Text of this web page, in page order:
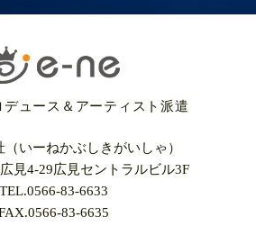
デュース＆アーティスト派遣
（いーねかぶしきがいしゃ）
見4-29広見セントラルビル3F
TEL.0566-83-6633
83-6635